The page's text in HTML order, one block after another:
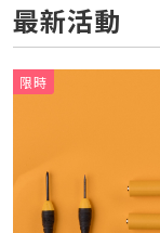
最新活動
限時